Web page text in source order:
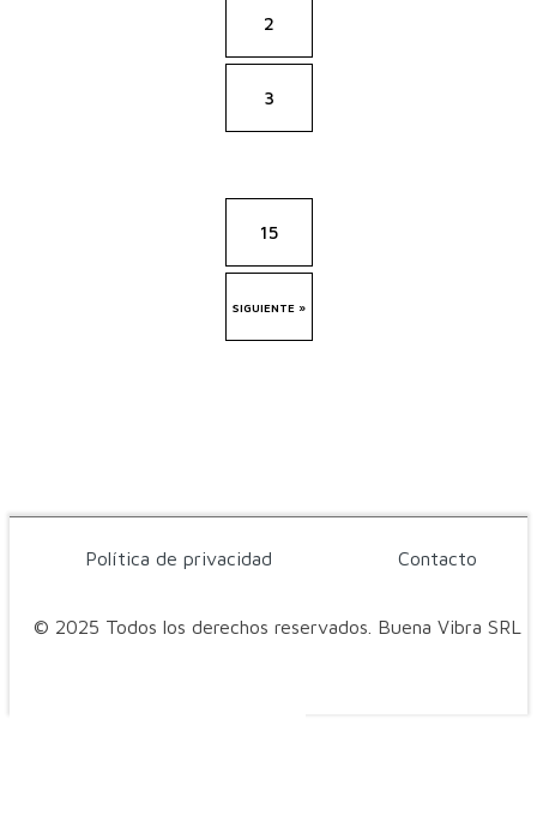
2
3
15
SIGUIENTE »
© 2025 Todos los derechos reservados. Buena Vibra SRL
Política de privacidad Contacto